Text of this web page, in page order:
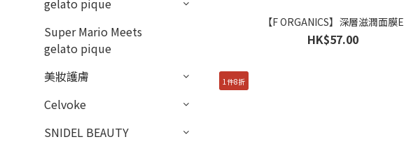
gelato pique
Super Mario Meets
gelato pique
美妝護膚
Celvoke
SNIDEL BEAUTY
【F ORGANICS】深層滋潤面膜E
HK$57.00
1件8折